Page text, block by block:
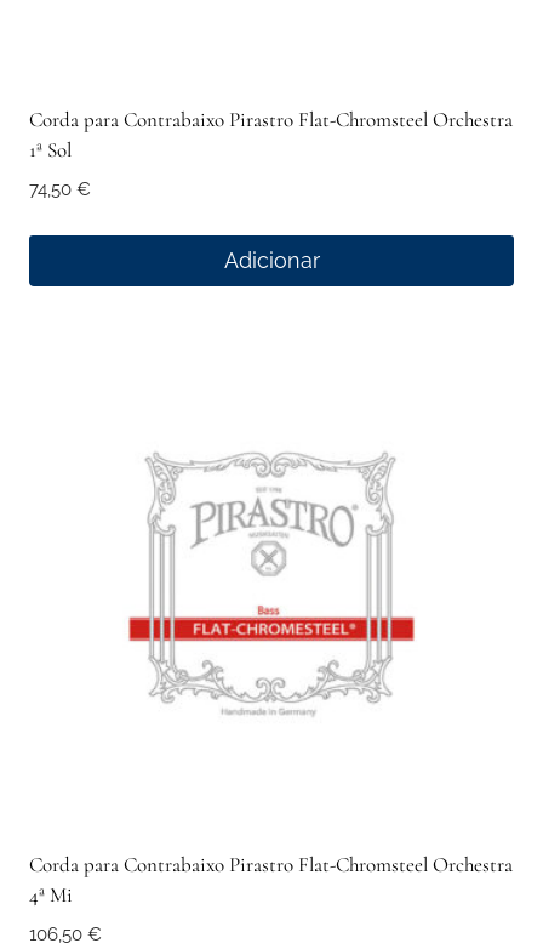
Corda para Contrabaixo Pirastro Flat-Chromsteel Orchestra
1ª Sol
74,50 €
Adicionar
Corda para Contrabaixo Pirastro Flat-Chromsteel Orchestra
4ª Mi
106,50 €